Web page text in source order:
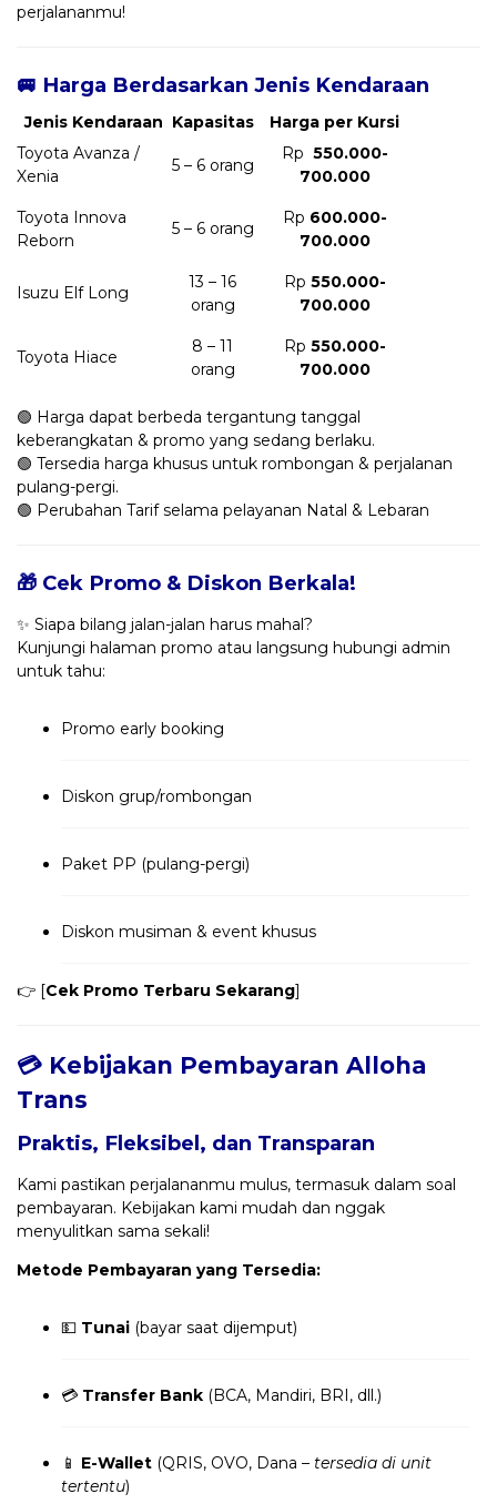
perjalananmu!
🚐 Harga Berdasarkan Jenis Kendaraan
Jenis Kendaraan Kapasitas
Harga per Kursi
Toyota Avanza /
Xenia
5 – 6 orang
Rp 550.000-
700.000
Toyota Innova
Reborn
5 – 6 orang
Rp 600.000-
700.000
Isuzu Elf Long
13 – 16
orang
Rp 550.000-
700.000
Toyota Hiace
8 – 11
orang
Rp 550.000-
700.000
🟢 Harga dapat berbeda tergantung tanggal
keberangkatan & promo yang sedang berlaku.
🟢 Tersedia harga khusus untuk rombongan & perjalanan
pulang-pergi.
🟢 Perubahan Tarif selama pelayanan Natal & Lebaran
🎁 Cek Promo & Diskon Berkala!
✨ Siapa bilang jalan-jalan harus mahal?
Kunjungi halaman promo atau langsung hubungi admin
untuk tahu:
Promo early booking
Diskon grup/rombongan
Paket PP (pulang-pergi)
Diskon musiman & event khusus
👉 [Cek Promo Terbaru Sekarang]
💳 Kebijakan Pembayaran Alloha
Trans
Praktis, Fleksibel, dan Transparan
Kami pastikan perjalananmu mulus, termasuk dalam soal
pembayaran. Kebijakan kami mudah dan nggak
menyulitkan sama sekali!
Metode Pembayaran yang Tersedia:
💵 Tunai (bayar saat dijemput)
💳 Transfer Bank (BCA, Mandiri, BRI, dll.)
📱 E-Wallet (QRIS, OVO, Dana – tersedia di unit
tertentu)